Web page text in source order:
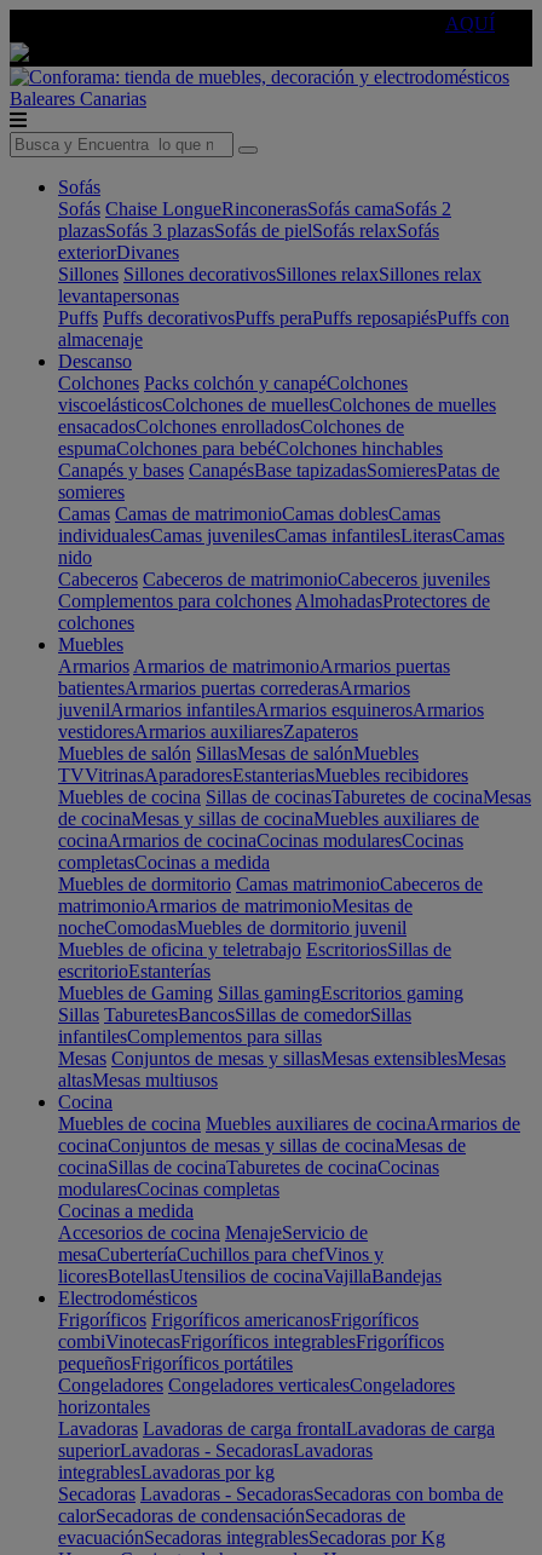
AQUÍ
Baleares Canarias
Sofás
Sofás Chaise LongueRinconerasSofás camaSofás 2
plazasSofás 3 plazasSofás de pielSofás relaxSofás
exteriorDivanes
Sillones Sillones decorativosSillones relaxSillones relax
levantapersonas
Puffs Puffs decorativosPuffs peraPuffs reposapiésPuffs con
almacenaje
Descanso
Colchones Packs colchón y canapéColchones
viscoelásticosColchones de muellesColchones de muelles
ensacadosColchones enrolladosColchones de
espumaColchones para bebéColchones hinchables
Canapés y bases CanapésBase tapizadasSomieresPatas de
somieres
Camas Camas de matrimonioCamas doblesCamas
individualesCamas juvenilesCamas infantilesLiterasCamas
nido
Cabeceros Cabeceros de matrimonioCabeceros juveniles
Complementos para colchones AlmohadasProtectores de
colchones
Muebles
Armarios Armarios de matrimonioArmarios puertas
batientesArmarios puertas correderasArmarios
juvenilArmarios infantilesArmarios esquinerosArmarios
vestidoresArmarios auxiliaresZapateros
Muebles de salón SillasMesas de salónMuebles
TVVitrinasAparadoresEstanteriasMuebles recibidores
Muebles de cocina Sillas de cocinasTaburetes de cocinaMesas
de cocinaMesas y sillas de cocinaMuebles auxiliares de
cocinaArmarios de cocinaCocinas modularesCocinas
completasCocinas a medida
Muebles de dormitorio Camas matrimonioCabeceros de
matrimonioArmarios de matrimonioMesitas de
nocheComodasMuebles de dormitorio juvenil
Muebles de oficina y teletrabajo EscritoriosSillas de
escritorioEstanterías
Muebles de Gaming Sillas gamingEscritorios gaming
Sillas TaburetesBancosSillas de comedorSillas
infantilesComplementos para sillas
Mesas Conjuntos de mesas y sillasMesas extensiblesMesas
altasMesas multiusos
Cocina
Muebles de cocina Muebles auxiliares de cocinaArmarios de
cocinaConjuntos de mesas y sillas de cocinaMesas de
cocinaSillas de cocinaTaburetes de cocinaCocinas
modularesCocinas completas
Cocinas a medida
Accesorios de cocina MenajeServicio de
mesaCuberteríaCuchillos para chefVinos y
licoresBotellasUtensilios de cocinaVajillaBandejas
Electrodomésticos
Frigoríficos Frigoríficos americanosFrigoríficos
combiVinotecasFrigoríficos integrablesFrigoríficos
pequeñosFrigoríficos portátiles
Congeladores Congeladores verticalesCongeladores
horizontales
Lavadoras Lavadoras de carga frontalLavadoras de carga
superiorLavadoras - SecadorasLavadoras
integrablesLavadoras por kg
Secadoras Lavadoras - SecadorasSecadoras con bomba de
calorSecadoras de condensaciónSecadoras de
evacuaciónSecadoras integrablesSecadoras por Kg